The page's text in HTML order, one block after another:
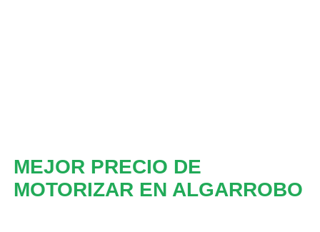
MEJOR PRECIO DE
MOTORIZAR EN ALGARROBO